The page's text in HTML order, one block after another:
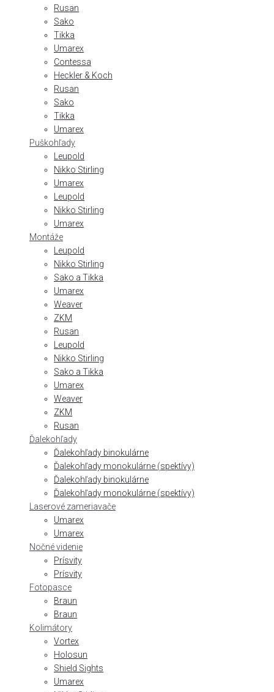
Rusan
Sako
Tikka
Umarex
Contessa
Heckler & Koch
Rusan
Sako
Tikka
Umarex
Puškohľady
Leupold
Nikko Stirling
Umarex
Leupold
Nikko Stirling
Umarex
Montáže
Leupold
Nikko Stirling
Sako a Tikka
Umarex
Weaver
ZKM
Rusan
Leupold
Nikko Stirling
Sako a Tikka
Umarex
Weaver
ZKM
Rusan
Ďalekohľady
Ďalekohľady binokulárne
Ďalekohľady monokulárne (spektívy)
Ďalekohľady binokulárne
Ďalekohľady monokulárne (spektívy)
Laserové zameriavače
Umarex
Umarex
Nočné videnie
Prísvity
Prísvity
Fotopasce
Braun
Braun
Kolimátory
Vortex
Holosun
Shield Sights
Umarex